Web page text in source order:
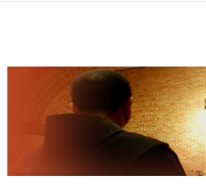
Sketchbook5,
Sketchbook5,